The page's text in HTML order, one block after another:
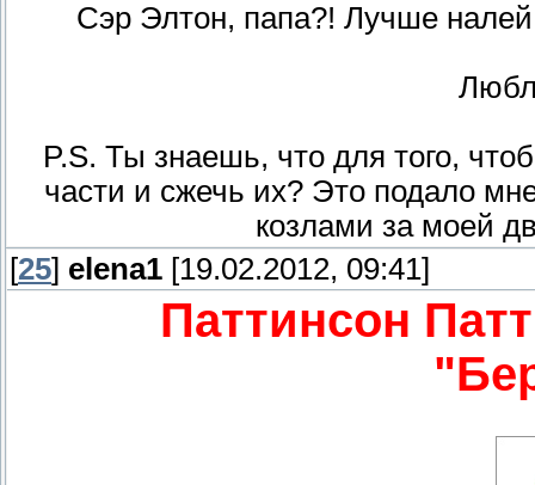
Сэр Элтон, папа?! Лучше
P.S. Ты знаешь, что для того,
части и сжечь их? Это подало
козлами за моей
[25] elena1 [19.02.2012, 09:41]
Паттинсон